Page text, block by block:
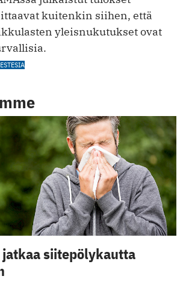
kuitenkin siihen, että
yleisnukutukset ovat
siitepölykautta